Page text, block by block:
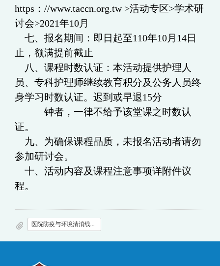
https：//www.taccn.org.tw >活动专区>学术研
讨会>2021年10月
七、报名期间：即日起至110年10月14日
止，额满提前截止
八、课程时数认证：本活动提供护理人
员、专科护理师继续教育积分及公务人员终
身学习时数认证。迟到或早退15分
钟者，一律不给予该堂课之时数认
证。
九、为确保课程品质，未报名活动者请勿
参加研讨会。
十、活动内容及课程注意事项详附件议
程。
医院防疫与环境清消线上研讨会之议程.doc